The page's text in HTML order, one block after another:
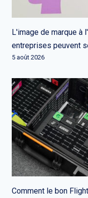
L'image de marque à
entreprises peuvent
5 août 2026
Comment le bon